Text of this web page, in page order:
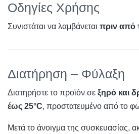
Οδηγίες Χρήσης
Συνιστάται να λαμβάνεται πριν από
Διατήρηση – Φύλαξη
Διατηρήστε το προϊόν σε ξηρό και
έως 25°C, προστατευμένο από το
Μετά το άνοιγμα της συσκευασίας,